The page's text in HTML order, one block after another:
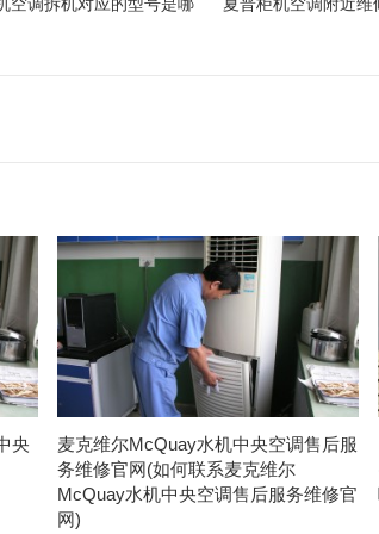
央
麦克维尔McQuay水机中央空调售后服
务维修官网(如何联系麦克维尔
McQuay水机中央空调售后服务维修官
网)